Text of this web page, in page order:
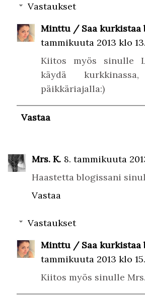
Vastaukset
Minttu / Saa kurkistaa
tammikuuta 2013 klo
Kiitos myös sinulle
käydä
päikkäriajalla:)
Vastaa
Mrs. K. 8. tammikuuta
Haastetta blogissani
Vastaa
Vastaukset
Minttu / Saa kurkistaa
tammikuuta 2013 klo
Kiitos myös sinulle Mrs.